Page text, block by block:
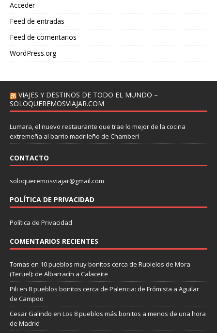
Acceder
Feed de entradas
Feed de comentarios
WordPress.org
VIAJES Y DESTINOS DE TODO EL MUNDO –
SOLOQUEREMOSVIAJAR.COM
Lumara, el nuevo restaurante que trae lo mejor de la cocina
extremeña al barrio madrileño de Chamberí
CONTACTO
soloqueremosviajar@gmail.com
POLÍTICA DE PRIVACIDAD
Política de Privacidad
COMENTARIOS RECIENTES
Tomas en 10 pueblos muy bonitos cerca de Rubielos de Mora
(Teruel): de Albarracín a Calaceite
Pili en 8 pueblos bonitos cerca de Palencia: de Frómista a Aguilar
de Campoo
Cesar Galindo en Los 8 pueblos más bonitos a menos de una hora
de Madrid